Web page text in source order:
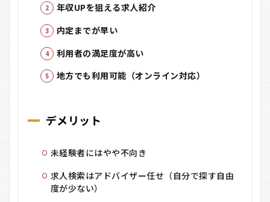
年収UPを狙える求人紹介
内定までが早い
利用者の満足度が高い
地方でも利用可能（オンライン対応）
デメリット
未経験者にはやや不向き
求人検索はアドバイザー任せ（自分で探す自由
度が少ない）